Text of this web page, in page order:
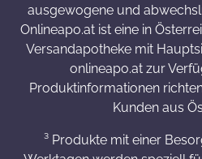
ausgewogene und
Onlineapo.at ist eine in
Versandapotheke mit
onlineapo.at zur
Produktinformationen
Kunden aus
³ Produkte mit einer